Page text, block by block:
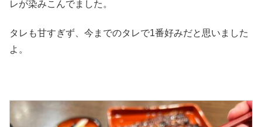
レが染みこんでました。
タレも甘すぎず、今までのタレで1番好みだと思いました
よ。